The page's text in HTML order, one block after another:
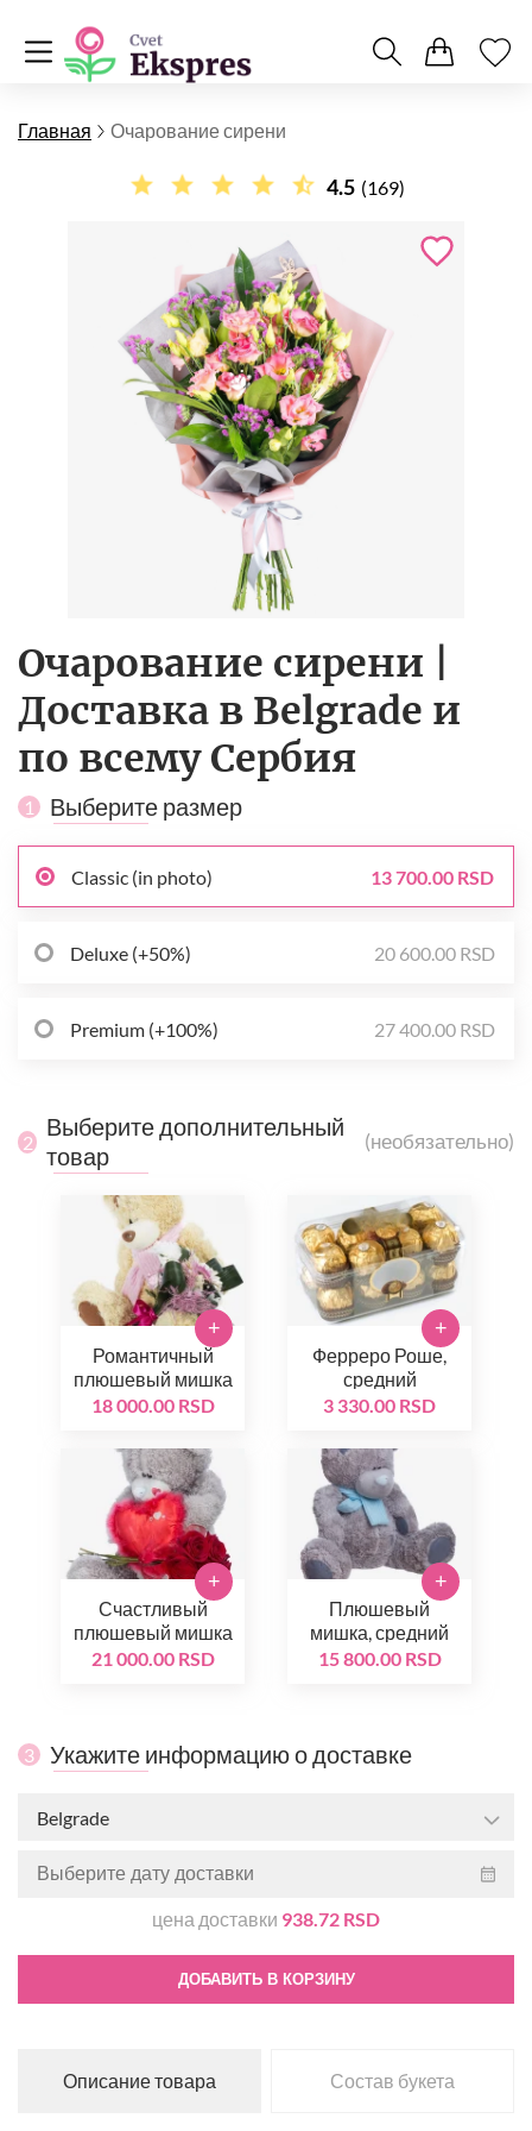
Главная Очарование сирени
4.5 (169)
Очарование сирени |
Доставка в Belgrade и
по всему Сербия
1 Выберите размер
Classic (in photo) 13 700.00 RSD
Deluxe (+50%) 20 600.00 RSD
Premium (+100%) 27 400.00 RSD
2
Выберите дополнительный
товар
(необязательно)
Романтичный
плюшевый мишка
18 000.00 RSD
+
Ферреро Роше,
средний
3 330.00 RSD
+
Счастливый
плюшевый мишка
21 000.00 RSD
+
Плюшевый
мишка, средний
15 800.00 RSD
+
3 Укажите информацию о доставке
Belgrade
цена доставки 938.72 RSD
ДОБАВИТЬ В КОРЗИНУ
Описание товара Состав букета